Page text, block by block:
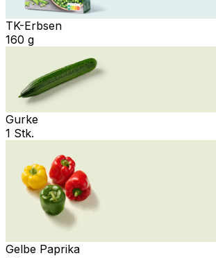
TK-Erbsen
160 g
Gurke
1 Stk.
Gelbe Paprika